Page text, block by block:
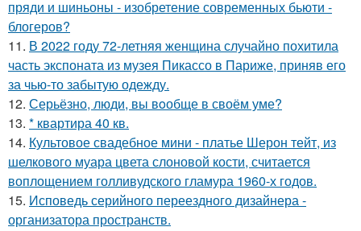
пряди и шиньоны - изобретение современных бьюти -
блогеров?
11. В 2022 году 72-летняя женщина случайно похитила
часть экспоната из музея Пикассо в Париже, приняв его
за чью-то забытую одежду.
12. Серьёзно, люди, вы вoобще в своём уме?
13. * квартира 40 кв.
14. Культовое свадебное мини - платье Шерон тейт, из
шелкового муара цвета слоновой кости, считается
воплощением голливудского гламура 1960-х годов.
15. Исповедь серийного переездного дизайнера -
организатора пространств.